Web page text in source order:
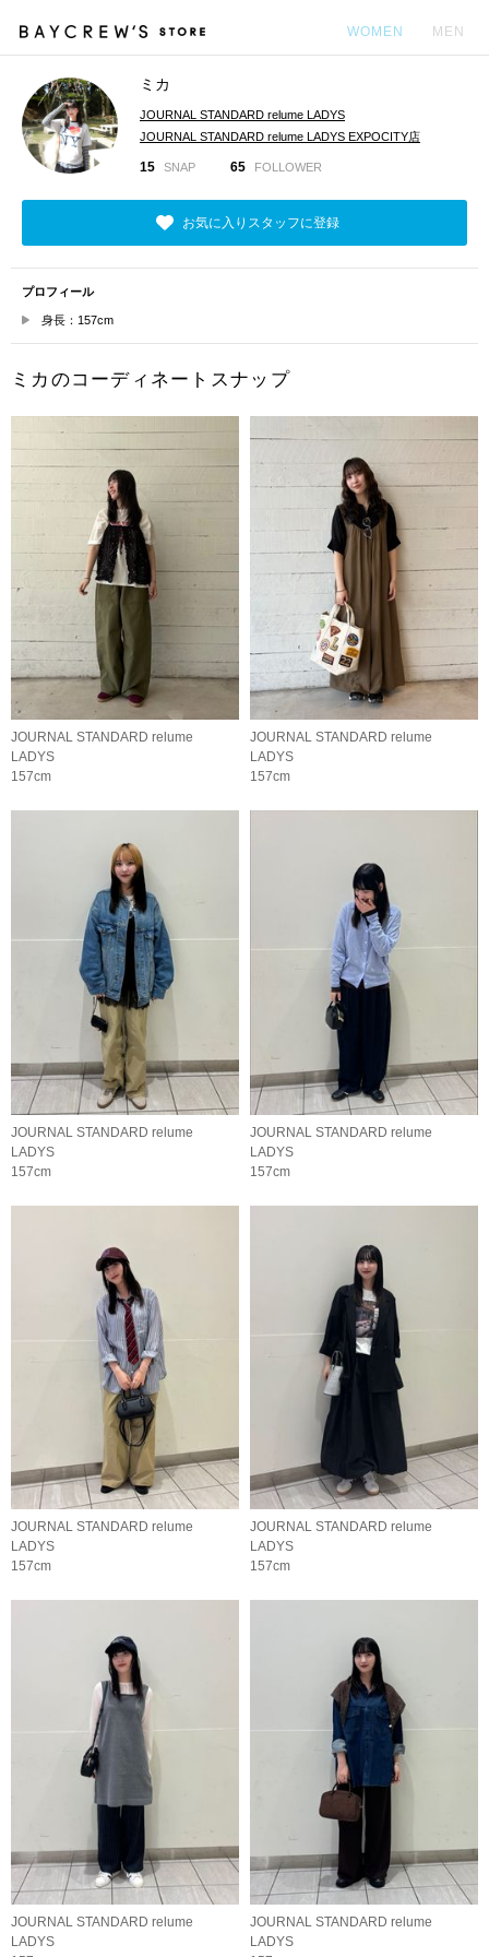
WOMEN MEN
ミカ
JOURNAL STANDARD relume LADYS
JOURNAL STANDARD relume LADYS EXPOCITY店
15 SNAP 65 FOLLOWER
お気に入りスタッフに登録
プロフィール
身長：157cm
ミカのコーディネートスナップ
JOURNAL STANDARD relume
LADYS
157cm
JOURNAL STANDARD relume
LADYS
157cm
JOURNAL STANDARD relume
LADYS
157cm
JOURNAL STANDARD relume
LADYS
157cm
JOURNAL STANDARD relume
LADYS
157cm
JOURNAL STANDARD relume
LADYS
157cm
JOURNAL STANDARD relume
LADYS
JOURNAL STANDARD relume
LADYS